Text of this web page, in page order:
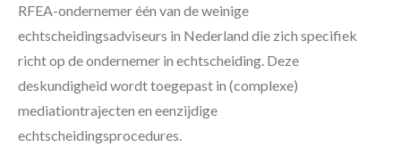
RFEA-ondernemer één van de weinige
echtscheidingsadviseurs in Nederland die zich specifiek
richt op de ondernemer in echtscheiding. Deze
deskundigheid wordt toegepast in (complexe)
mediationtrajecten en eenzijdige
echtscheidingsprocedures.